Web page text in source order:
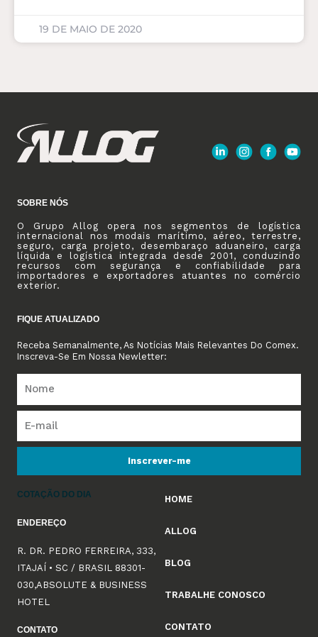
19 DE MAIO DE 2020
SOBRE NÓS
O Grupo Allog opera nos segmentos de logística
internacional nos modais marítimo, aéreo, terrestre,
seguro, carga projeto, desembaraço aduaneiro, carga
líquida e logística integrada desde 2001, conduzindo
recursos com segurança e confiabilidade para
importadores e exportadores atuantes no comércio
exterior.
FIQUE ATUALIZADO
Receba Semanalmente, As Notícias Mais Relevantes Do Comex.
Inscreva-Se Em Nossa Newletter:
Inscrever-me
COTAÇÃO DO DIA
ENDEREÇO
R. DR. PEDRO FERREIRA, 333,
ITAJAÍ • SC / BRASIL 88301-
030,ABSOLUTE & BUSINESS
HOTEL
CONTATO
HOME
ALLOG
BLOG
TRABALHE CONOSCO
CONTATO